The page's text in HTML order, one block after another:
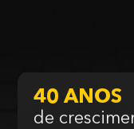
40 ANOS
de